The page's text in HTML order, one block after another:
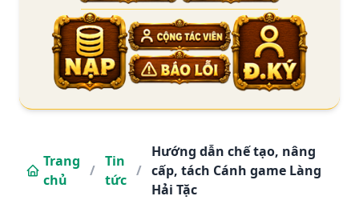
Trang
chủ
/
Tin
tức
/
Hướng dẫn chế tạo, nâng
cấp, tách Cánh game Làng
Hải Tặc